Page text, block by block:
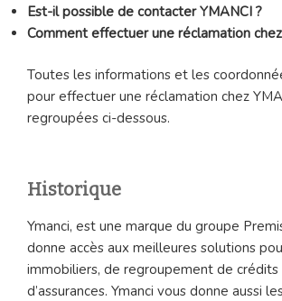
Est-il possible de contacter YMANCI ?
Comment effectuer une réclamation
Toutes les informations et les
pour effectuer une réclamation chez
regroupées ci-dessous.
Historique
Ymanci, est une marque du groupe
donne accès aux meilleures solutions
immobiliers, de regroupement de
d’assurances. Ymanci vous donne aussi